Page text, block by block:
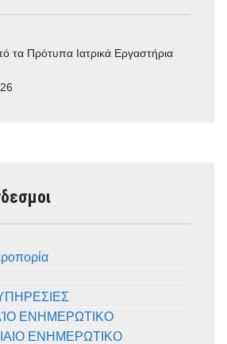
τα Πρότυπα Ιατρικά Εργαστήρια
ΕΝΗΜΕΡΩΤΙΚΟ
ΕΝΗΜΕΡΩΤΙΚΟ